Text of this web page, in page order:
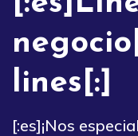
lines[:]
[:es]¡Nos